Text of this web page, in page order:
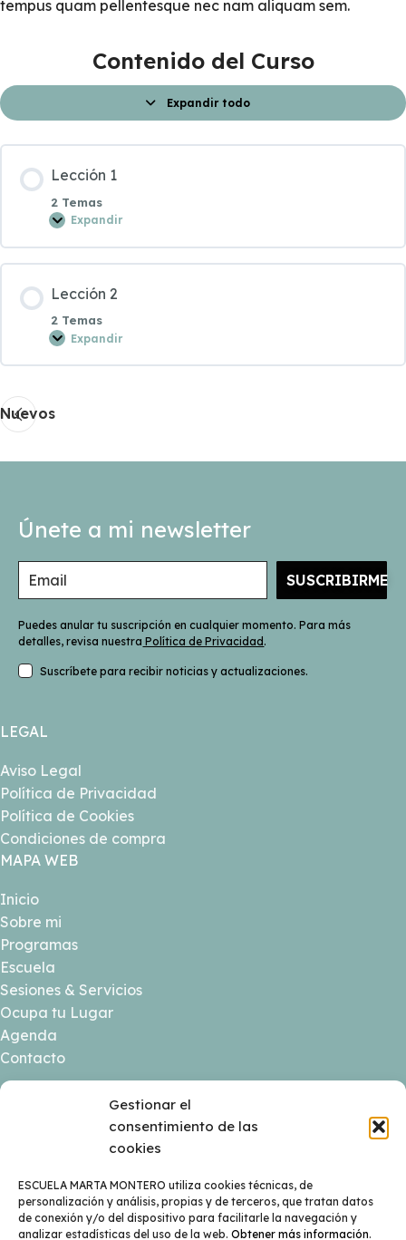
Gestionar el
consentimiento de las
cookies
ESCUELA MARTA MONTERO utiliza cookies técnicas, de
personalización y análisis, propias y de terceros, que tratan datos
de conexión y/o del dispositivo para facilitarle la navegación y
analizar estadísticas del uso de la web. Obtener más información.
tempus quam pellentesque nec nam aliquam sem.
Contenido del Curso
Expandir todo
Lección 1
2 Temas
Expandir
Lección 2
2 Temas
Expandir
Nuevos
Únete a mi newsletter
SUSCRIBIRME
Puedes anular tu suscripción en cualquier momento. Para más
detalles, revisa nuestra Política de Privacidad .
Suscríbete para recibir noticias y actualizaciones.
LEGAL
Aviso Legal
Política de Privacidad
Política de Cookies
Condiciones de compra
MAPA WEB
Inicio
Sobre mi
Programas
Escuela
Sesiones & Servicios
Ocupa tu Lugar
Agenda
Contacto